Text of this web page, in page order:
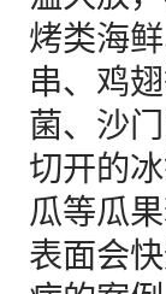
烤类海
串、鸡
菌、沙
切开的
瓜等瓜
表面会